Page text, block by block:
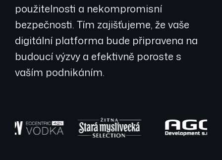
použitelnosti a nekompromisní
bezpečnosti. Tím zajišťujeme, že vaše
digitální platforma bude připravena na
budoucí výzvy a efektivně poroste s
vaším podnikáním.